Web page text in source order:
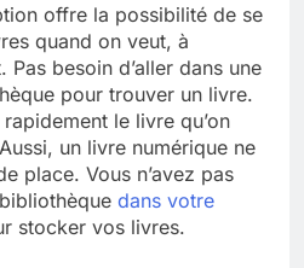
offre la possibilité de se
quand on veut, à
Pas besoin d’aller dans une
pour trouver un livre.
le livre qu’on
un livre numérique ne
place. Vous n’avez pas
dans votre
stocker vos livres.